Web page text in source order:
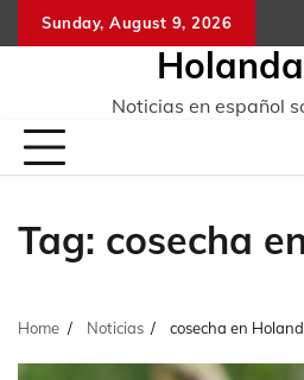
to
Sunday, August 9, 2026
Noticias en español
Tag: cosecha
Home Noticias cosecha en